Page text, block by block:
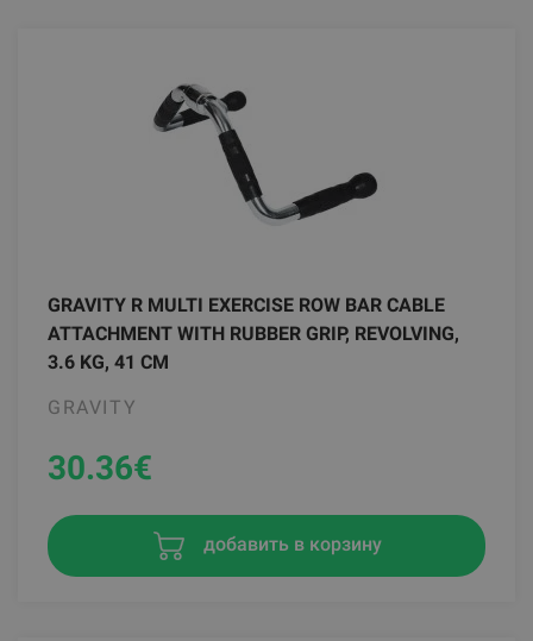
GRAVITY R MULTI EXERCISE ROW BAR CABLE
ATTACHMENT WITH RUBBER GRIP, REVOLVING,
3.6 KG, 41 CM
GRAVITY
30.36€
добавить в корзину